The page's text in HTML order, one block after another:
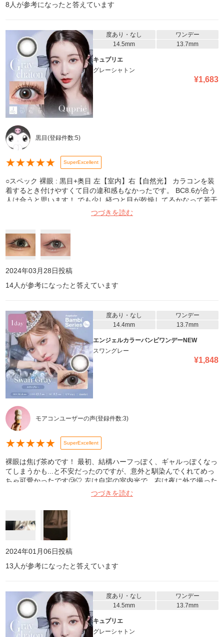
8 人が参考になったと答えています
度あり・なし
ワンデー
14.5mm
13.7mm
キュプリエ
グレーシャトン
¥1,683
黒目 (登録件数:5)
★★★★★ SuperExcellent
○スペック 裸眼 : 黒目+奥目 左【室内】右【自然光】 カラコンを装
着するとき付けやすくて目の違和感もなかったです。 BC8.6が合う
人は合うと思います！ でも少し経つと目が乾燥してるかなって若干
感じたので、長時間つける際は目薬が必要なのかもしれないです。
黒目よりも漆黒！っていう方がしっくりくるくらいの黒目なのです
分かりやすいと思いますが、目がほんとちゅるちゅるになってめっ
ちゃ可愛いです！ 奥目なので太縁は目に光が入るか心配だったので
すが、光も入ってくれてました。
つづきを読む
2024年03月28日投稿
14人が参考になったと答えています
度あり・なし
ワンデー
14.4mm
13.7mm
エンジェルカラーバンビワンデーNEW
スワングレー
¥1,848
モアコンユーザーの声(登録件数:3)
★★★★★ SuperExcellent
裸眼は焦げ茶めです！ 最初、結構ハーフっぽく、ギャルっぽくなっ
てしまうかも...と不安だったのですが、意外と馴染んでくれてめっ
ちゃ可愛かったです🥲🤍 左は自宅の室内光で、右は夜に外で撮った
写真で、どちらもiPhoneノーマルカメラです🙌🏻 すごく乾燥すると
いう感じもなく、着けやすかったのでリピートします!! ただ、すご
く目に光が入ったりするとかなりギャルっぽくなるなと言う印象で
した、、 私は普段あまり目に光が入らず、フラッシュで撮ることも
あまりないので、満足してます🫶🏻
つづきを読む
2024年01月06日投稿
13 人が参考になったと答えています
度あり・なし
ワンデー
14.5mm
13.7mm
キュプリエ
グレーシャトン